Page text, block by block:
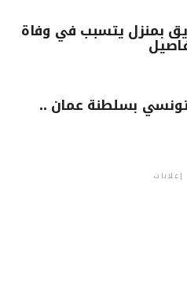
بمنزل يتسبب في وفاة
بسلطنة عمان ..
إعلانات